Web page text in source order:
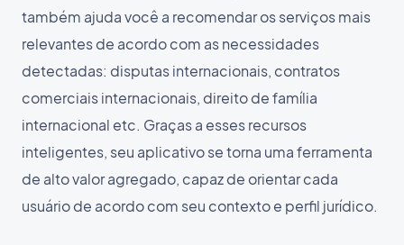
também ajuda você a recomendar os serviços mais
relevantes de acordo com as necessidades
detectadas: disputas internacionais, contratos
comerciais internacionais, direito de família
internacional etc. Graças a esses recursos
inteligentes, seu aplicativo se torna uma ferramenta
de alto valor agregado, capaz de orientar cada
usuário de acordo com seu contexto e perfil jurídico.